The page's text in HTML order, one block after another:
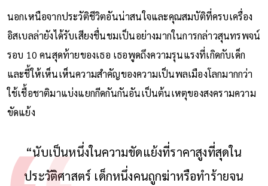
นอกเหนือจากประวัติชีวิตอันน่าสนใจและคุณสมบัติที่ครบเครื่อง
อิสเบลล่ายังได้รับเสียงชื่นชมเป็นอย่างมากในการกล่าวสุนทรพจน์
รอบ 10 คนสุดท้ายของเธอ เธอพูดถึงความรุนแรงที่เกิดกับเด็ก
และชี้ให้เห็นเห็นความสำคัญของความเป็นพลเมืองโลกมากกว่า
ใช้เชื้อชาติมาแบ่งแยกกีดกันกันอันเป็นต้นเหตุของสงครามความ
ขัดแย้ง
“นับเป็นหนึ่งในความขัดแย้งที่ราคาสูงที่สุดใน
ประวัติศาสตร์ เด็กหนึ่งคนถูกฆ่าหรือทำร้ายจน